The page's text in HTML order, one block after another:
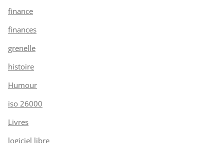
finance
finances
grenelle
histoire
Humour
iso 26000
Livres
logiciel libre